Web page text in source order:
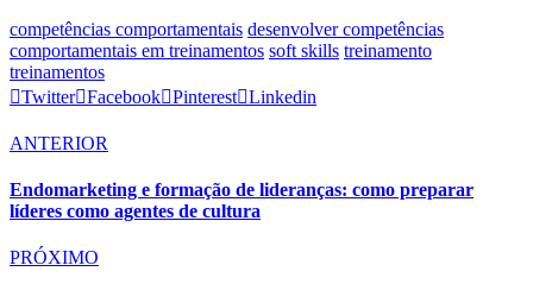
competências comportamentais desenvolver competências
comportamentais em treinamentos soft skills treinamento
treinamentos
Twitter Facebook Pinterest Linkedin
ANTERIOR
Endomarketing e formação de lideranças: como preparar
líderes como agentes de cultura
PRÓXIMO